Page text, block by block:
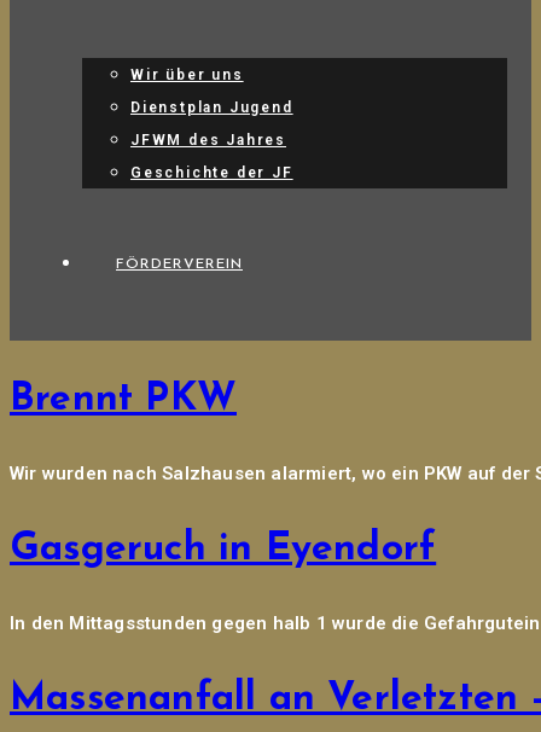
Wir über uns
Dienstplan Jugend
JFWM des Jahres
Geschichte der JF
FÖRDERVEREIN
Brennt PKW
Wir wurden nach Salzhausen alarmiert, wo ein PKW auf
Gasgeruch in Eyendorf
In den Mittagsstunden gegen halb 1 wurde die
Massenanfall an Verletzten